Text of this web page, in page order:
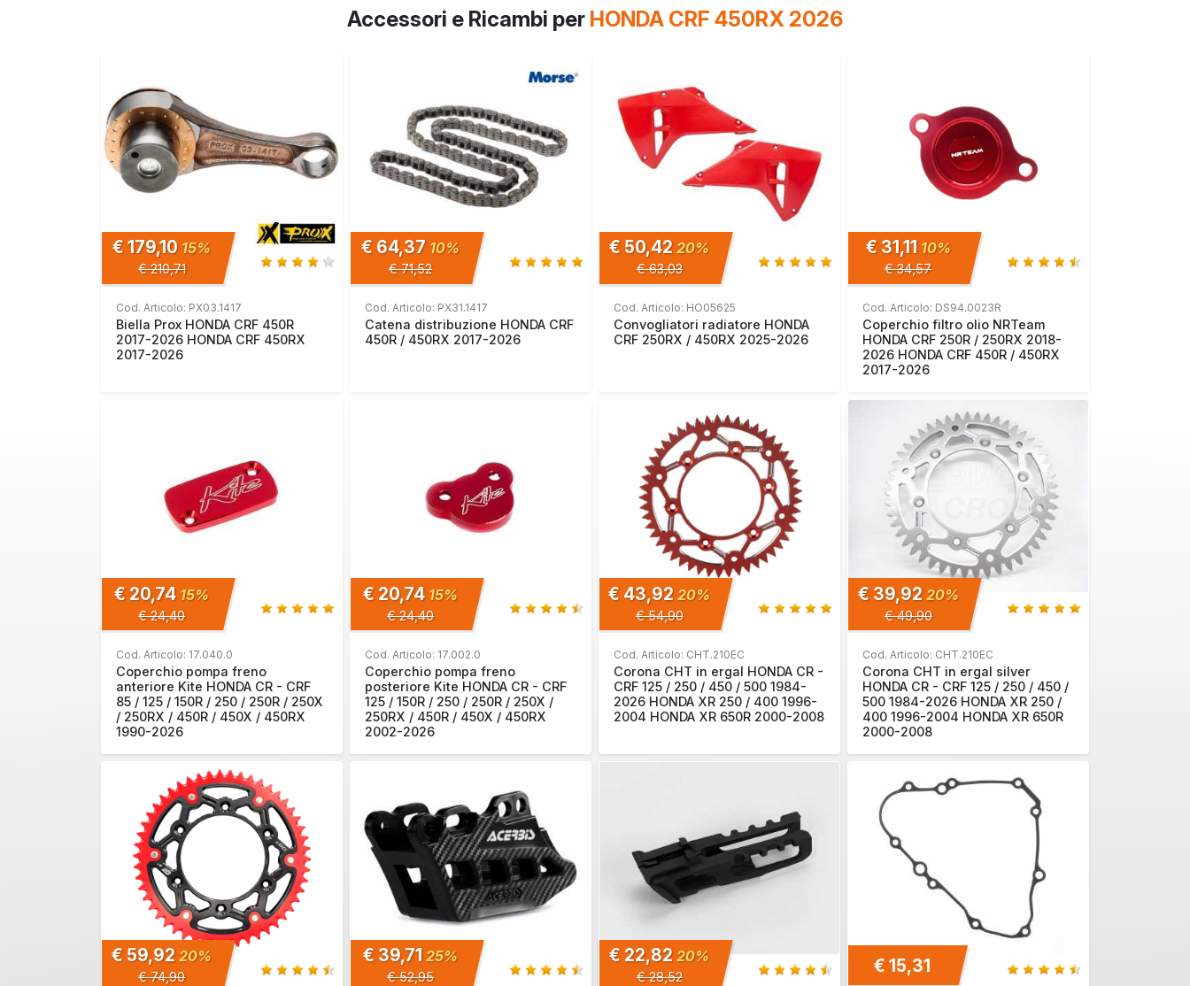
Accessori e Ricambi per HONDA CRF 450RX 2026
€ 179,10 15%
€ 210,71
Cod. Articolo: PX03.1417
Biella Prox HONDA CRF 450R
2017-2026 HONDA CRF 450RX
2017-2026
€ 64,37 10%
€ 71,52
Cod. Articolo: PX31.1417
Catena distribuzione HONDA CRF
450R / 450RX 2017-2026
€ 50,4220%
€ 63,03
Cod. Articolo: HO05625
Convogliatori radiatore HONDA
CRF 250RX / 450RX 2025-2026
€ 31,11 10%
€ 34,57
Cod. Articolo: DS94.0023R
Coperchio filtro olio NRTeam
HONDA CRF 250R / 250RX 2018-
2026 HONDA CRF 450R / 450RX
2017-2026
€ 20,74 15%
€ 24,40
Cod. Articolo: 17.040.0
Coperchio pompa freno
anteriore Kite HONDA CR - CRF
85 / 125 / 150R / 250 / 250R / 250X
/ 250RX / 450R / 450X / 450RX
1990-2026
€ 20,74 15%
€ 24,40
Cod. Articolo: 17.002.0
Coperchio pompa freno
posteriore Kite HONDA CR - CRF
125 / 150R / 250 / 250R / 250X /
250RX / 450R / 450X / 450RX
2002-2026
€ 43,9220%
€ 54,90
Cod. Articolo: CHT.210EC
Corona CHT in ergal HONDA CR -
CRF 125 / 250 / 450 / 500 1984-
2026 HONDA XR 250 / 400 1996-
2004 HONDA XR 650R 2000-2008
€ 39,92 20%
€ 49,90
Cod. Articolo: CHT.210EC
Corona CHT in ergal silver
HONDA CR - CRF 125 / 250 / 450 /
500 1984-2026 HONDA XR 250 /
400 1996-2004 HONDA XR 650R
2000-2008
€ 59,9220%
€ 74,90
€ 39,7125%
€ 52,95
€ 22,8220%
€ 28,52
€ 15,31